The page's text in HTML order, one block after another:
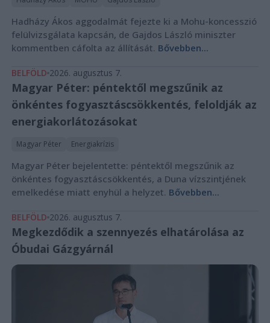
Hadházy Ákos aggodalmát fejezte ki a Mohu-koncesszió
felülvizsgálata kapcsán, de Gajdos László miniszter
kommentben cáfolta az állítását. Bővebben...
BELFÖLD 2026. augusztus 7.
Magyar Péter: péntektől megszűnik az
önkéntes fogyasztáscsökkentés, feloldják az
energiakorlátozásokat
Magyar Péter Energiakrízis
Magyar Péter bejelentette: péntektől megszűnik az
önkéntes fogyasztáscsökkentés, a Duna vízszintjének
emelkedése miatt enyhül a helyzet. Bővebben...
BELFÖLD 2026. augusztus 7.
Megkezdődik a szennyezés elhatárolása az
Óbudai Gázgyárnál